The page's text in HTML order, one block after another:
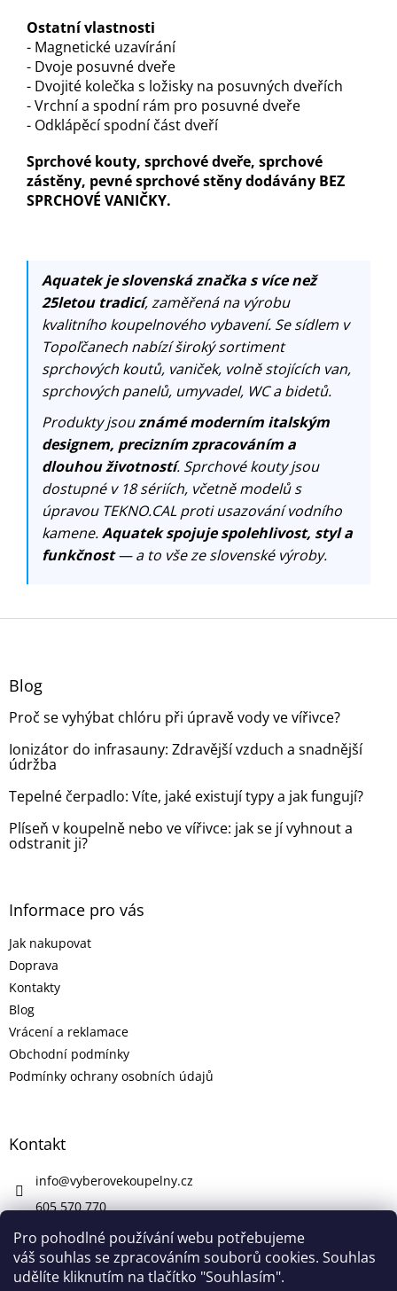
Pro pohodlné používání webu potřebujeme
váš souhlas se zpracováním souborů cookies. Souhlas
udělíte kliknutím na tlačítko "Souhlasím".
Ostatní vlastnosti
- Magnetické uzavírání
- Dvoje posuvné dveře
- Dvojité kolečka s ložisky na posuvných dveřích
- Vrchní a spodní rám pro posuvné dveře
- Odklápěcí spodní část dveří
Sprchové kouty, sprchové dveře, sprchové
zástěny, pevné sprchové stěny dodávány BEZ
SPRCHOVÉ VANIČKY.
Aquatek je slovenská značka s více než
25letou tradicí, zaměřená na výrobu
kvalitního koupelnového vybavení. Se sídlem v
Topoľčanech nabízí široký sortiment
sprchových koutů, vaniček, volně stojících van,
sprchových panelů, umyvadel, WC a bidetů.
Produkty jsouznámé moderním italským
designem, precizním zpracováním a
dlouhou životností. Sprchové kouty jsou
dostupné v 18 sériích, včetně modelů s
úpravou TEKNO.CAL proti usazování vodního
kamene.Aquatek spojuje spolehlivost, styl a
funkčnost— a to vše ze slovenské výroby.
Z
Blog
Proč se vyhýbat chlóru při úpravě vody ve vířivce?
Ionizátor do infrasauny: Zdravější vzduch a snadnější
údržba
Tepelné čerpadlo: Víte, jaké existují typy a jak fungují?
Plíseň v koupelně nebo ve vířivce: jak se jí vyhnout a
odstranit ji?
Informace pro vás
Jak nakupovat
Doprava
Kontakty
Blog
Vrácení a reklamace
Obchodní podmínky
Podmínky ochrany osobních údajů
Kontakt
info@vyberovekoupelny.cz
605 570 770
https://www.facebook.com/vyberovekoupelny/